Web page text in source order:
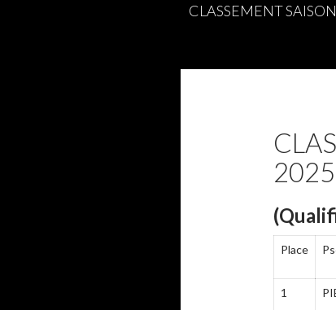
CLASSEMENT
2025
Place
1